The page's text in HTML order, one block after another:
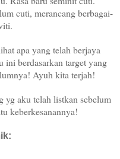
cuti, merancang berbagai-
apa yang telah berjaya
ini berdasarkan target yang
Ayuh kita terjah!
yg aku telah listkan sebelum
keberkesanannya!